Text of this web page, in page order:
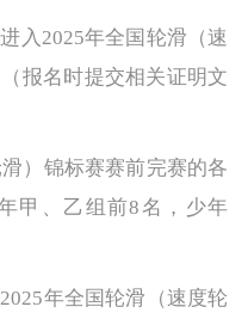
2025年全国轮滑（速
报名时提交相关证明文
）锦标赛赛前完赛的各
甲、乙组前8名，少年
年全国轮滑（速度轮